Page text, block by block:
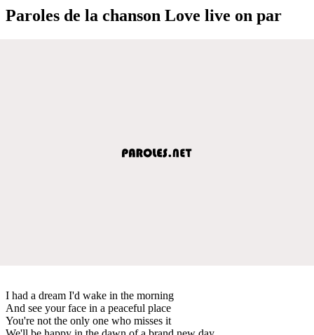
Paroles de la chanson Love live on par
I had a dream I'd wake in the morning
And see your face in a peaceful place
You're not the only one who misses it